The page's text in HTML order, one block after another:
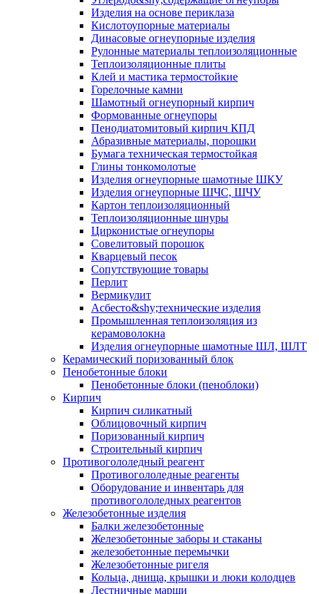
Изделия на основе периклаза
Кислотоупорные материалы
Динасовые огнеупорные изделия
Рулонные материалы теплоизоляционные
Тепло­изоляционные плиты
Клей и мастика термостойкие
Горелочные камни
Шамотный огнеупорный кирпич
Формованные огнеупоры
Пенодиатомитовый кирпич КПД
Абразивные материалы, порошки
Бумага техническая термостойкая
Глины тонкомолотые
Изделия огнеупорные шамотные ШКУ
Изделия огнеупорные ШЧС, ШЧУ
Картон теплоизоляционный
Теплоизоляционные шнуры
Цирконистые огнеупоры
Совелитовый порошок
Кварцевый песок
Сопутствующие товары
Перлит
Вермикулит
Асбесто&shy;технические изделия
Промышленная теплоизоляция из
керамоволокна
Изделия огнеупорные шамотные ШЛ, ШЛТ
Керамический поризованный блок
Пенобетонные блоки
Пенобетонные блоки (пеноблоки)
Кирпич
Кирпич силикатный
Облицовочный кирпич
Поризованный кирпич
Строительный кирпич
Противогололедный реагент
Противогололедные реагенты
Оборудование и инвентарь для
противогололедных реагентов
Железобетонные изделия
Балки железобетонные
Железобетонные заборы и стаканы
железобетонные перемычки
Железобетонные ригеля
Кольца, днища, крышки и люки колодцев
Лестничные марши